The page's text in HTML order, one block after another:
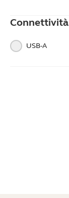
Connettività
USB-A